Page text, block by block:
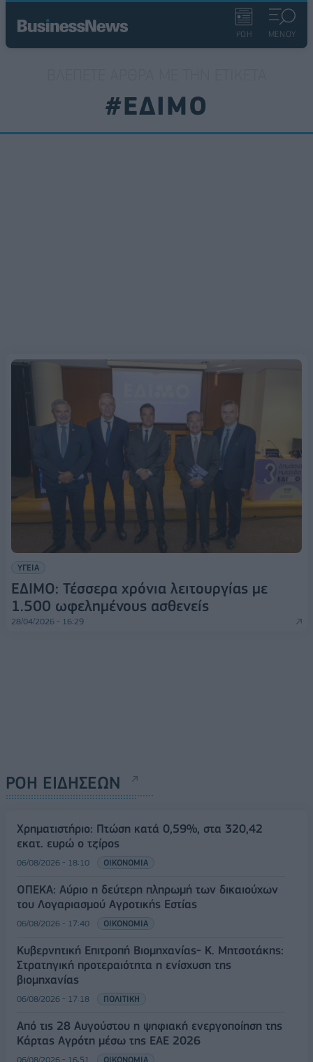
ΡΟΗ ΜΕΝΟΥ
#ΕΔΙΜΟ
ΥΓΕΙΑ
ΕΔΙΜΟ: Τέσσερα χρόνια λειτουργίας με
1.500 ωφελημένους ασθενείς
28/04/2026 - 16:29
ΡΟΗ ΕΙΔΗΣΕΩΝ
Χρηματιστήριο: Πτώση κατά 0,59%, στα 320,42
εκατ. ευρώ ο τζίρος
06/08/2026 - 18:10 ΟΙΚΟΝΟΜΙΑ
ΟΠΕΚΑ: Αύριο η δεύτερη πληρωμή των δικαιούχων
του Λογαριασμού Αγροτικής Εστίας
06/08/2026 - 17:40 ΟΙΚΟΝΟΜΙΑ
Κυβερνητική Επιτροπή Βιομηχανίας- Κ. Μητσοτάκης:
Στρατηγική προτεραιότητα η ενίσχυση της
βιομηχανίας
06/08/2026 - 17:18 ΠΟΛΙΤΙΚΗ
Από τις 28 Αυγούστου η ψηφιακή ενεργοποίηση της
Κάρτας Αγρότη μέσω της ΕΑΕ 2026
06/08/2026 - 16:51 ΟΙΚΟΝΟΜΙΑ